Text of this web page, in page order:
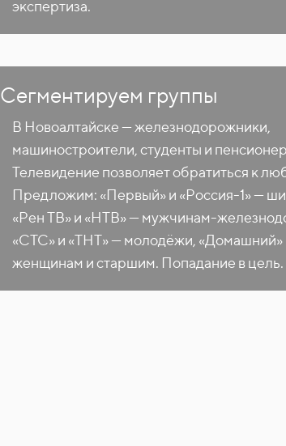
экспертиза.
Сегментируем группы
В Новоалтайске — железнодорожники,
машиностроители, студенты и
Телевидение позволяет обратиться к
Предложим: «Первый» и «Россия-1» —
«Рен ТВ» и «НТВ» — мужчинам-
«СТС» и «ТНТ» — молодёжи, «Домашний»
женщинам и старшим. Попадание в цель.